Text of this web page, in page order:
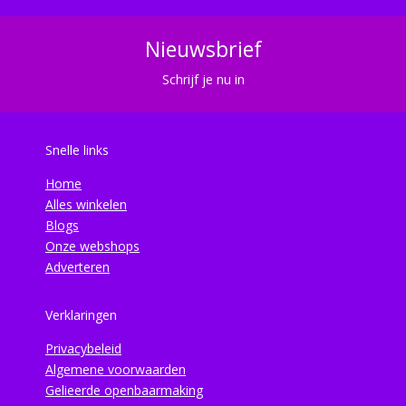
Nieuwsbrief
Schrijf je nu in
Snelle links
Home
Alles winkelen
Blogs
Onze webshops
Adverteren
Verklaringen
Privacybeleid
Algemene voorwaarden
Gelieerde openbaarmaking